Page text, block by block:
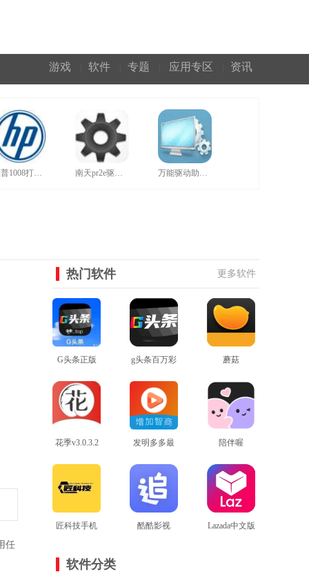
游戏 软件 专题 应用专区 资讯
惠普1008打印机驱动官网版 南天pr2e驱动官方版 万能驱动助理正规绿色版
任
热门软件 更多软件
G头条正版
查看
g头条百万彩
虹
查看
蘑菇
本
花季v3.0.3.2
最新版本
查看
发明多多最
新版
查看
陪伴喔
查看
匠科技手机
酷酷影视
Lazada中文版
软件分类